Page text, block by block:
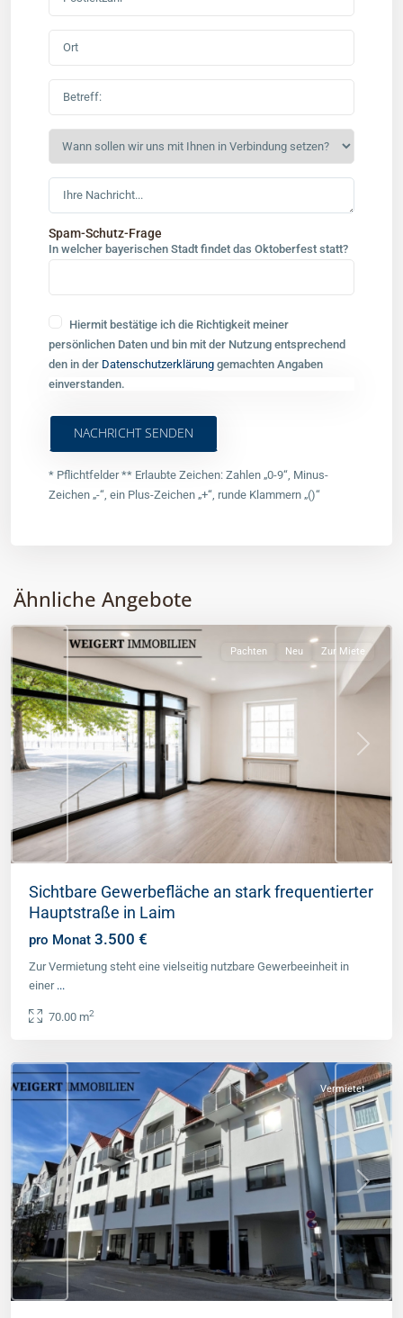
Spam-Schutz-Frage
In welcher bayerischen Stadt findet das Oktoberfest statt?
Hiermit bestätige ich die Richtigkeit meiner
persönlichen Daten und bin mit der Nutzung entsprechend
den in der Datenschutzerklärung gemachten Angaben
einverstanden.
* Pflichtfelder ** Erlaubte Zeichen: Zahlen „0-9“, Minus-
Zeichen „-“, ein Plus-Zeichen „+“, runde Klammern „()“
Ähnliche Angebote
Stadt
Previous Next
Pachten Neu Zur Miete
Sichtbare Gewerbefläche an stark frequentierter
Hauptstraße in Laim
pro Monat 3.500 €
Zur Vermietung steht eine vielseitig nutzbare Gewerbeeinheit in
einer ...
70.00 m2
Landkreis
Previous Next
Vermietet